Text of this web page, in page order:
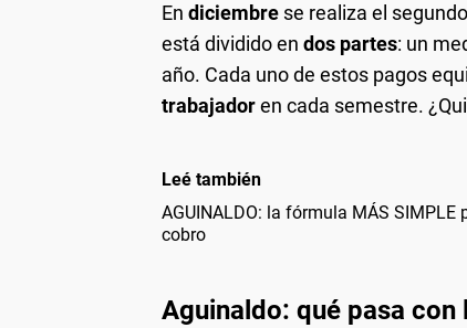
En diciembre se realiza el
está dividido en dos partes: un
año. Cada uno de estos pagos
trabajadoren cada semestre.
Leé también
AGUINALDO: la fórmula MÁS SIMPLE
cobro
Aguinaldo: qué pasa